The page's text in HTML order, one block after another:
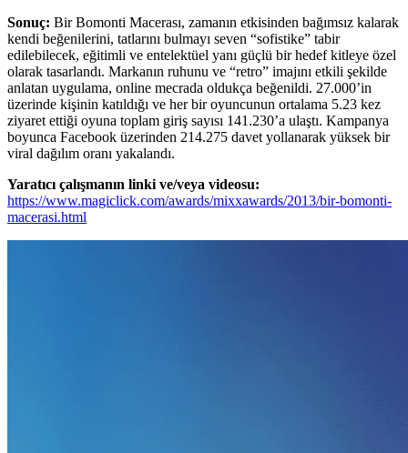
Sonuç: Bir Bomonti Macerası, zamanın etkisinden bağımsız kalarak
kendi beğenilerini, tatlarını bulmayı seven “sofistike” tabir
edilebilecek, eğitimli ve entelektüel yanı güçlü bir hedef kitleye özel
olarak tasarlandı. Markanın ruhunu ve “retro” imajını etkili şekilde
anlatan uygulama, online mecrada oldukça beğenildi. 27.000’in
üzerinde kişinin katıldığı ve her bir oyuncunun ortalama 5.23 kez
ziyaret ettiği oyuna toplam giriş sayısı 141.230’a ulaştı. Kampanya
boyunca Facebook üzerinden 214.275 davet yollanarak yüksek bir
viral dağılım oranı yakalandı.
Yaratıcı çalışmanın linki ve/veya videosu:
https://www.magiclick.com/awards/mixxawards/2013/bir-bomonti-
macerasi.html